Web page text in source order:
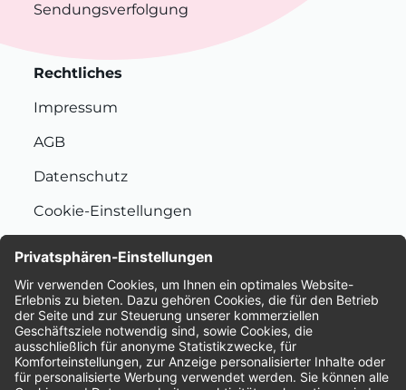
Sendungsverfolgung
Rechtliches
Impressum
AGB
Datenschutz
Cookie-Einstellungen
Bewertungen